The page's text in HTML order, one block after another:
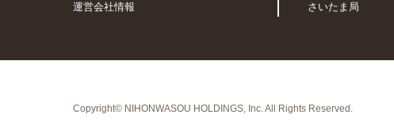
運営会社情報
さいたま局
Copyright© NIHONWASOU HOLDINGS, Inc.All Rights Reserved.